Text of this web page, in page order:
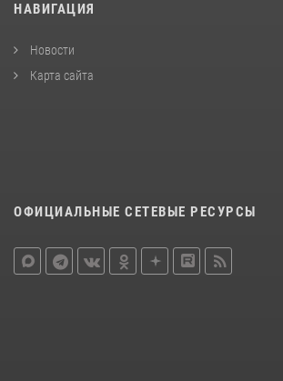
НАВИГАЦИЯ
Новости
Карта сайта
ОФИЦИАЛЬНЫЕ СЕТЕВЫЕ РЕСУРСЫ